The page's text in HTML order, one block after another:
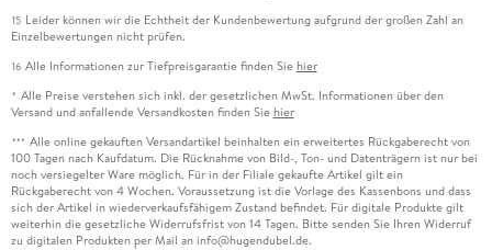
15 Leider können wir die Echtheit der Kundenbewertung aufgrund der großen Zahl an
Einzelbewertungen nicht prüfen.
16 Alle Informationen zur Tiefpreisgarantie finden Sie hier
* Alle Preise verstehen sich inkl. der gesetzlichen MwSt. Informationen über den
Versand und anfallende Versandkosten finden Sie hier
*** Alle online gekauften Versandartikel beinhalten ein erweitertes Rückgaberecht von
100 Tagen nach Kaufdatum. Die Rücknahme von Bild-, Ton- und Datenträgern ist nur bei
noch versiegelter Ware möglich. Für in der Filiale gekaufte Artikel gilt ein
Rückgaberecht von 4 Wochen. Voraussetzung ist die Vorlage des Kassenbons und dass
sich der Artikel in wiederverkaufsfähigem Zustand befindet. Für digitale Produkte gilt
weiterhin die gesetzliche Widerrufsfrist von 14 Tagen. Bitte senden Sie Ihren Widerruf
zu digitalen Produkten per Mail an info@hugendubel.de.